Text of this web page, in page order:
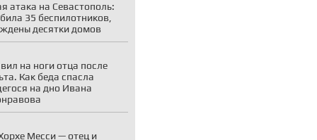
атака на Севастополь:
35 беспилотников,
десятки домов
на ноги отца после
Как беда спасла
на дно Ивана
Месси — отец и